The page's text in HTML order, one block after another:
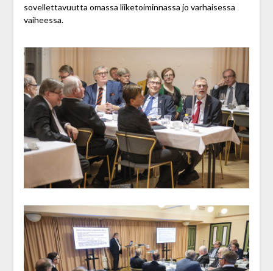
sovellettavuutta omassa liiketoiminnassa jo varhaisessa
vaiheessa.